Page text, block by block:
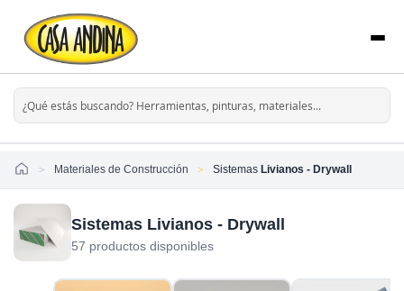
HomeMateriales de Construcción Sistemas Livianos - Drywall
Sistemas Livianos - Drywall
57 productos disponibles